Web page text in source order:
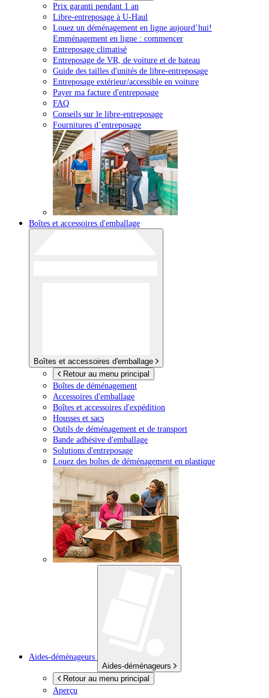
Prix garanti pendant 1 an
Libre-entreposage à U-Haul
Louez un déménagement en ligne aujourd’hui!
Emménagement en ligne : commencer
Entreposage climatisé
Entreposage de VR, de voiture et de bateau
Guide des tailles d'unités de libre-entreposage
Entreposage extérieur/accessible en voiture
Payer ma facture d'entreposage
FAQ
Conseils sur le libre-entreposage
Fournitures d’entreposage
Boîtes et accessoires d'emballage
Boîtes et accessoires d'emballage
Retour au menu principal
Boîtes de déménagement
Accessoires d'emballage
Boîtes et accessoires d'expédition
Housses et sacs
Outils de déménagement et de transport
Bande adhésive d'emballage
Solutions d'entreposage
Louez des boîtes de déménagement en plastique
Aides-déménageurs
Aides-déménageurs
Retour au menu principal
Aperçu